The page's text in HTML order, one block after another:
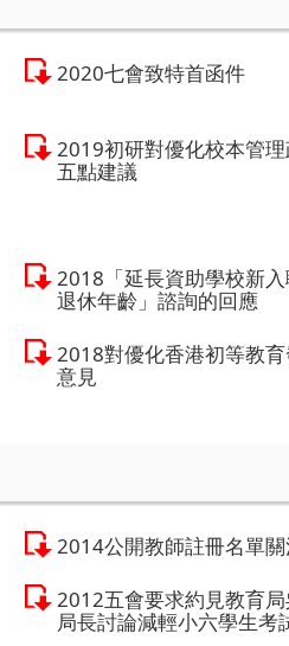
2020七會致特首函件
2019初研對優化校本管
五點建議
2018「延長資助學校新
退休年齡」諮詢的回應
2018對優化香港初等教
意見
2014公開教師註冊名單關
2012五會要求約見教育
局長討論減輕小六學生考